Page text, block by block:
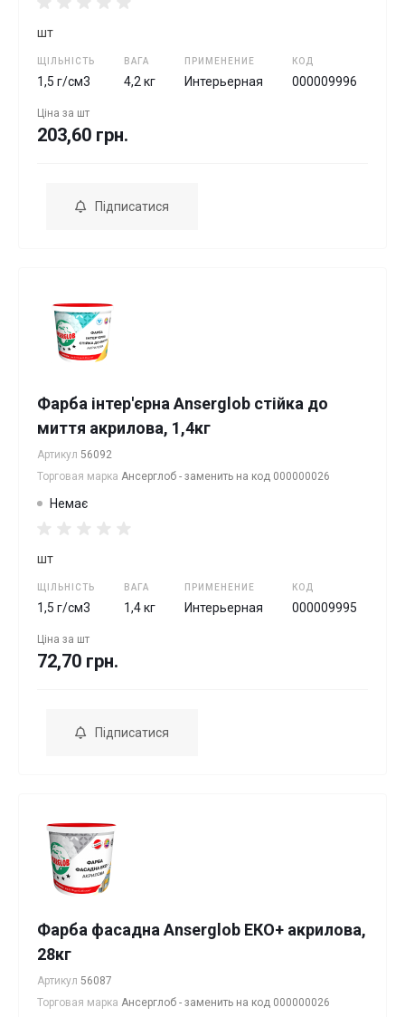
шт
ЩІЛЬНІСТЬ
1,5 г/см3
ВАГА
4,2 кг
ПРИМЕНЕНИЕ
Интерьерная
КОД
000009996
Ціна за шт
203,60 грн.
Підписатися
Фарба інтер'єрна Anserglob стійка до
миття акрилова, 1,4кг
Артикул 56092
Торговая марка Ансерглоб - заменить на код 000000026
Немає
шт
ЩІЛЬНІСТЬ
1,5 г/см3
ВАГА
1,4 кг
ПРИМЕНЕНИЕ
Интерьерная
КОД
000009995
Ціна за шт
72,70 грн.
Підписатися
Фарба фасадна Anserglob ЕКО+ акрилова,
28кг
Артикул 56087
Торговая марка Ансерглоб - заменить на код 000000026